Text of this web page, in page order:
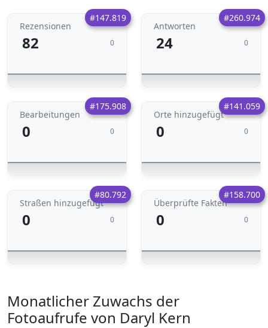
#147.819
Rezensionen
82 0
#260.974
Antworten
24 0
#175.908
Bearbeitungen
0 0
#141.059
Orte hinzugefügt
0 0
#80.792
Straßen hinzugefügt
0 0
#158.700
Überprüfte Fakten
0 0
Monatlicher Zuwachs der
Fotoaufrufe von Daryl Kern